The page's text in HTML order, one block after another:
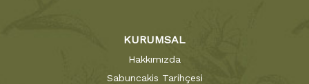
KURUMSAL
Hakkımızda
Sabuncakis Tarihçesi